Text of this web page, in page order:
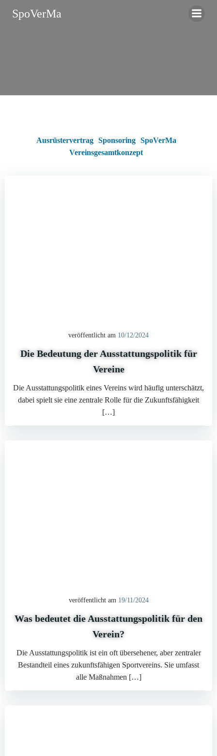
SpoVerMa
Ausrüstervertrag Sponsoring
SpoVerMa
Vereinsgesamtkonzept
veröffentlicht am 10/12/2024
Die Bedeutung der Ausstattungspolitik für
Vereine
Die Ausstattungspolitik eines Vereins wird häufig unterschätzt,
dabei spielt sie eine zentrale Rolle für die Zukunftsfähigkeit
[…]
veröffentlicht am 19/11/2024
Was bedeutet die Ausstattungspolitik für den
Verein?
Die Ausstattungspolitik ist ein oft übersehener, aber zentraler
Bestandteil eines zukunftsfähigen Sportvereins. Sie umfasst
alle Maßnahmen […]